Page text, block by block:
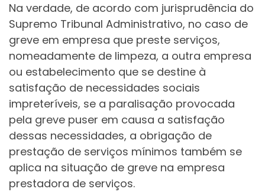
Na verdade, de acordo com jurisprudência do
Supremo Tribunal Administrativo, no caso de
greve em empresa que preste serviços,
nomeadamente de limpeza, a outra empresa
ou estabelecimento que se destine à
satisfação de necessidades sociais
impreteríveis, se a paralisação provocada
pela greve puser em causa a satisfação
dessas necessidades, a obrigação de
prestação de serviços mínimos também se
aplica na situação de greve na empresa
prestadora de serviços.